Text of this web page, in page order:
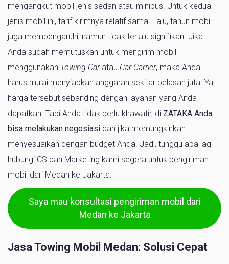
mengangkut mobil jenis sedan atau minibus. Untuk kedua
jenis mobil ini, tarif kirimnya relatif sama. Lalu, tahun mobil
juga mempengaruhi, namun tidak terlalu signifikan. Jika
Anda sudah memutuskan untuk mengirim mobil
menggunakan Towing Car atau Car Carrier, maka Anda
harus mulai menyiapkan anggaran sekitar belasan juta. Ya,
harga tersebut sebanding dengan layanan yang Anda
dapatkan. Tapi Anda tidak perlu khawatir, di ZATAKA Anda
bisa melakukan negosiasi dan jika memungkinkan
menyesuaikan dengan budget Anda. Jadi, tunggu apa lagi
hubungi CS dan Marketing kami segera untuk pengiriman
mobil dari Medan ke Jakarta.
Saya mau konsultasi pengiriman mobil dari
Medan ke Jakarta
Jasa Towing Mobil Medan: Solusi Cepat